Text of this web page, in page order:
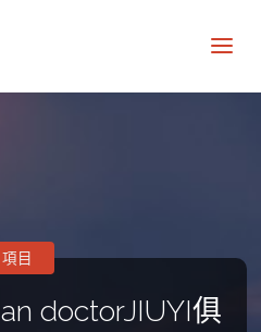
doctorJIUYI俱
項目